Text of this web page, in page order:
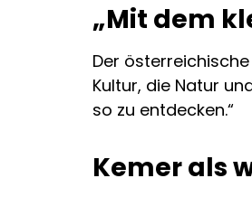
„Mit dem
Der
Kultur, die Natur
so zu entdecken.“
Kemer als